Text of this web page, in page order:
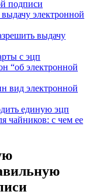
подписи
электронной
выдачу
с эцп
“об электронной
вид электронной
единую эцп
чайников: с чем ее